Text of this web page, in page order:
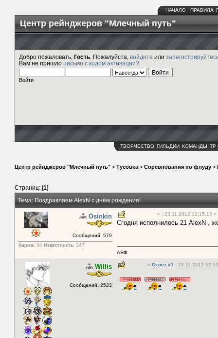
НАЧАЛО ПРАВИЛА
Центр рейнджеров "Млечный путь"
Добро пожаловать, Гость . Пожалуйста, войдите или
Вам не пришло письмо с кодом активации?
Войти
ТВОРЧЕСТВО ГИЛЬДИИ КОМАНДЫ ТР
Центр рейнджеров "Млечный путь" > Тусовка > Соревнования по флуду >
Страниц: [1]
Тема: Поздравляем AlexN с днём рождения!
Osinkin
Сообщений: 579
Карма: 80 Известность: 347
« : 23.11.2012 12:15:13 »
Сгодня исполнилось 21 AlexN ,
АЯФ
Willis
Сообщений: 2533
« Ответ #1 : 23.11.2012